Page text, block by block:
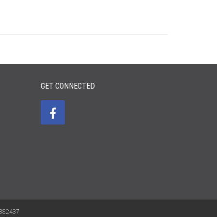
GET CONNECTED
5382437